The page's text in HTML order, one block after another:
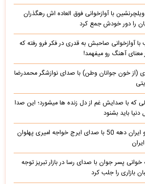
با آوازخوانی فوق العاده اش رهگذران
را دور خودش جمع کرد
آوازخوانی صاحبش به قدری در فکر فرو رفته که
معنای آهنگ رو میفهمد!
(از خون جوانان وطن) با صدای نوازشگر محمدرضا
که با صدایش غم از دل زنده ها میشورد؛ این صدا
دنیا باید بشنود
رادیو ایران دهه 50 با صدای ایرج خواجه امیری پهلوان
خوانی پسر جوان با صدای رسا در بازار تبریز توجه
بازاری را جلب کرد